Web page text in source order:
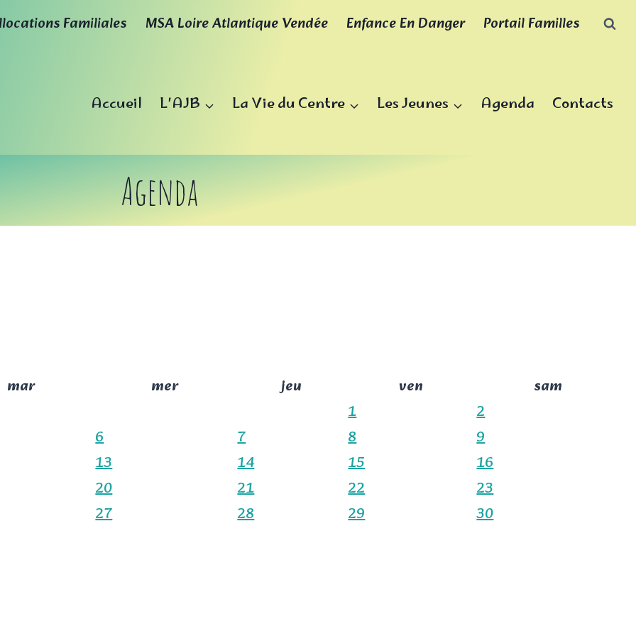
Familiales MSA Loire Atlantique Vendée Enfance En Danger Portail Familles
Accueil L’AJB La Vie du Centre Les Jeunes Agenda Contacts
Agenda
mar mer jeu ven
sam
1
2
6 7 8
9
13 14 15
16
20 21 22
23
27 28 29
30